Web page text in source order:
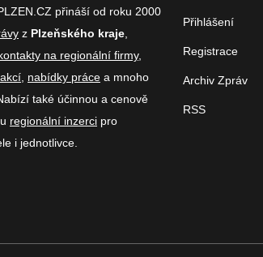
přináší od roku 2000
z Plzeňského kraje
na regionální firmy,
nabídky práce a mnoho
také účinnou a cenově
regionální inzerci pro
i jednotlivce.
Přihlášení
Registrace
Archiv Zpráv
RSS